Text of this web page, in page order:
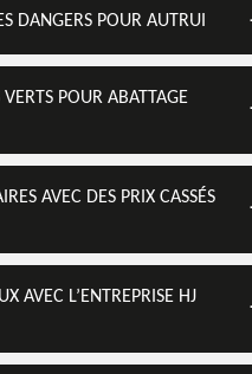
DANGERS POUR AUTRUI
VERTS POUR ABATTAGE
AVEC DES PRIX CASSÉS
AVEC L’ENTREPRISE HJ